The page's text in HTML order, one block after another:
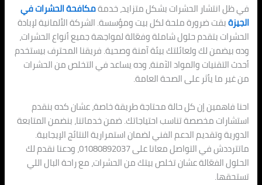
في ظل انتشار الحشرات بشكل متزايد، خدمةمكافحة الحشرات في
الجيزةبقت ضرورة ملحة لكل بيت ومؤسسة. الشركة الألمانية لإبادة
الحشرات بتقدم حلول شاملة وفعّالة لمواجهة جميع أنواع الحشرات،
وده بيضمن لك ولعائلتك بيئة آمنة وصحية. فريقنا المحترف بيستخدم
أحدث التقنيات والمواد الآمنة، وده يساعد في التخلص من الحشرات
من غير ما يأثر على الصحة العامة.
احنا فاهمين إن كل حالة محتاجة طريقة خاصة، عشان كده بنقدم
استشارات مخصصة تناسب احتياجاتك. ضمن خدماتنا، بنضمن المتابعة
الدورية وتقديم الدعم الفني لضمان استمرارية النتائج الإيجابية.
ماتترددش في التواصل معانا على 01080892037، ودعنا نقدم لك
الحلول الفعّالة عشان تخلص بيتك من الحشرات، مع راحة البال اللي
تستحقها.